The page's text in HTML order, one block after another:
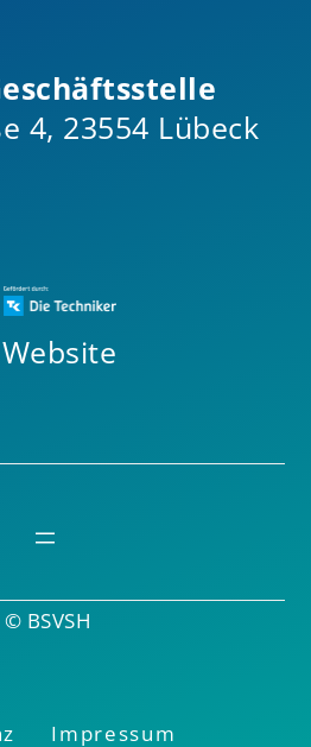
4, 23554 Lübeck
Website
© BSVSH
Impressum